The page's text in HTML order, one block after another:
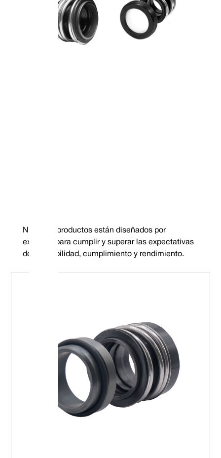
Nuestros productos están diseñados por
expertos para cumplir y superar las expectativas
de confiabilidad, cumplimiento y rendimiento.